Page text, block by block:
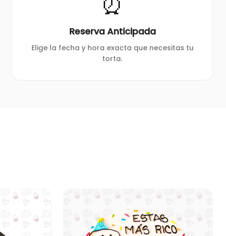
Reserva Anticipada
Elige la fecha y hora exacta que necesitas tu
torta.